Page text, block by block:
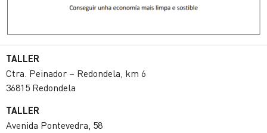
TALLER
Ctra. Peinador – Redondela, km 6
36815 Redondela
TALLER
Avenida Pontevedra, 58